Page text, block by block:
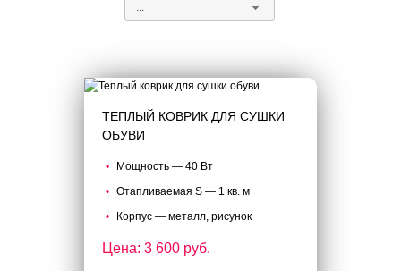
...
ТЕПЛЫЙ КОВРИК ДЛЯ СУШКИ
ОБУВИ
Мощность — 40 Вт
Отапливаемая S — 1 кв. м
Корпус — металл, рисунок
Цена: 3 600 руб.